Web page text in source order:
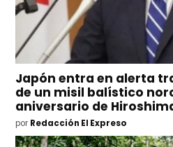
Japón entra en alerta
de un misil balístico
aniversario de
por Redacción El Expreso